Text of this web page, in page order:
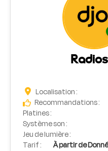
Localisation :
Recommandations :
Platines :
Système son :
Jeu de lumière :
Tarif :
À partir de